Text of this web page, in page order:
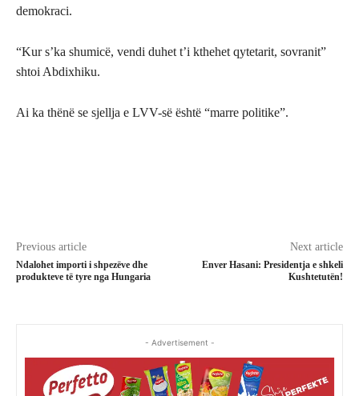
demokraci.
“Kur s’ka shumicë, vendi duhet t’i kthehet qytetarit, sovranit”
shtoi Abdixhiku.
Ai ka thënë se sjellja e LVV-së është “marre politike”.
Previous article
Ndalohet importi i shpezëve dhe
produkteve të tyre nga Hungaria
Next article
Enver Hasani: Presidentja e shkeli
Kushtetutën!
- Advertisement -